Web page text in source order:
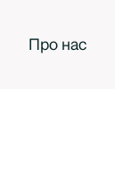
Про нас